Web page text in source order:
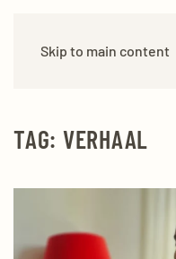
Skip to main content
TAG: VERHAAL